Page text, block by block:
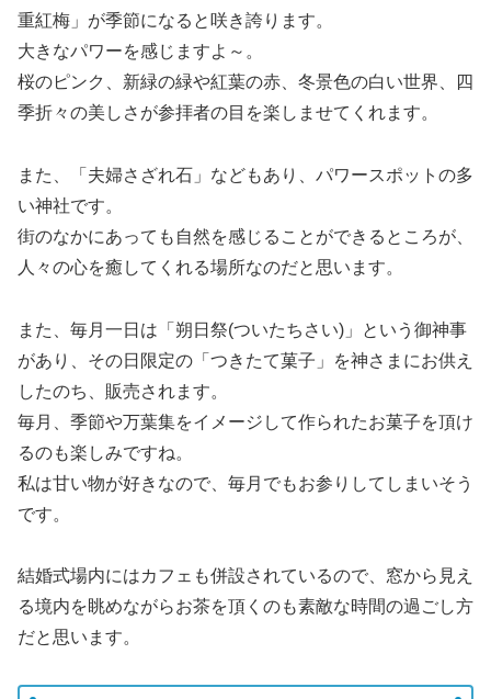
重紅梅」が季節になると咲き誇ります。
大きなパワーを感じますよ～。
桜のピンク、新緑の緑や紅葉の赤、冬景色の白い世界、四
季折々の美しさが参拝者の目を楽しませてくれます。
また、「夫婦さざれ石」などもあり、パワースポットの多
い神社です。
街のなかにあっても自然を感じることができるところが、
人々の心を癒してくれる場所なのだと思います。
また、毎月一日は「朔日祭(ついたちさい)」という御神事
があり、その日限定の「つきたて菓子」を神さまにお供え
したのち、販売されます。
毎月、季節や万葉集をイメージして作られたお菓子を頂け
るのも楽しみですね。
私は甘い物が好きなので、毎月でもお参りしてしまいそう
です。
結婚式場内にはカフェも併設されているので、窓から見え
る境内を眺めながらお茶を頂くのも素敵な時間の過ごし方
だと思います。